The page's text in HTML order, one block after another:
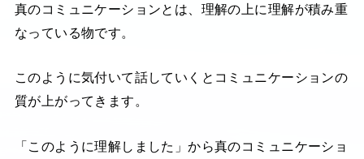
真のコミュニケーションとは、理解の上に理解が積み重
なっている物です。
このように気付いて話していくとコミュニケーションの
質が上がってきます。
「このように理解しました」から真のコミュニケーショ